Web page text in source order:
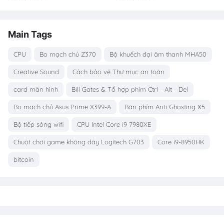
Main Tags
CPU Bo mạch chủ Z370 Bộ khuếch đại âm thanh MHA50
Creative Sound Cách bảo vệ Thư mục an toàn
card màn hình Bill Gates & Tổ hợp phím Ctrl - Alt - Del
Bo mạch chủ Asus Prime X399-A Bàn phím Anti Ghosting X5
Bộ tiếp sóng wifi CPU Intel Core i9 7980XE
Chuột chơi game không dây Logitech G703 Core i9-8950HK
bitcoin